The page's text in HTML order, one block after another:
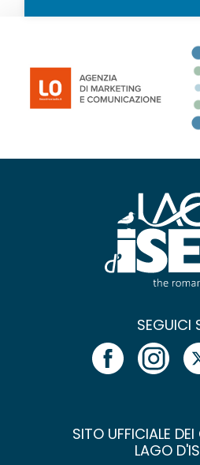
SEGUICI
SITO UFFICIALE
LAGO